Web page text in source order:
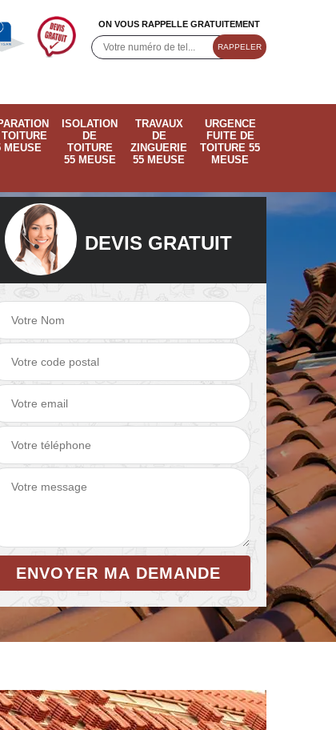
ON VOUS RAPPELLE GRATUITEMENT
TOITURE
MEUSE
ISOLATION
DE
TOITURE
55 MEUSE
TRAVAUX
DE
ZINGUERIE
55 MEUSE
URGENCE
FUITE DE
TOITURE 55
MEUSE
cheminée 55 Meuse
Rénovation de
toiture 55 Meuse
DEVIS GRATUIT